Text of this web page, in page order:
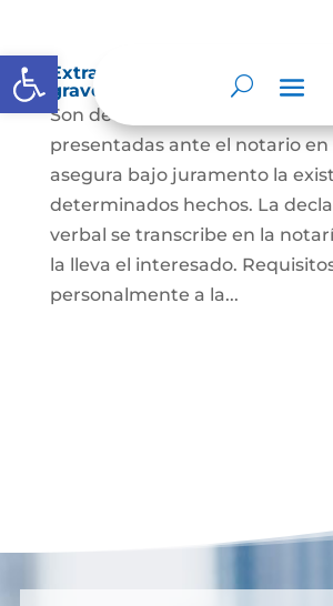
Abrir barra de herramientas
Extra-proceso o declaración
gravedad de juramento
Son declaraciones verbales o
presentadas ante el notario en
asegura bajo juramento la
determinados hechos. La
verbal se transcribe en la
la lleva el interesado.
personalmente a la...